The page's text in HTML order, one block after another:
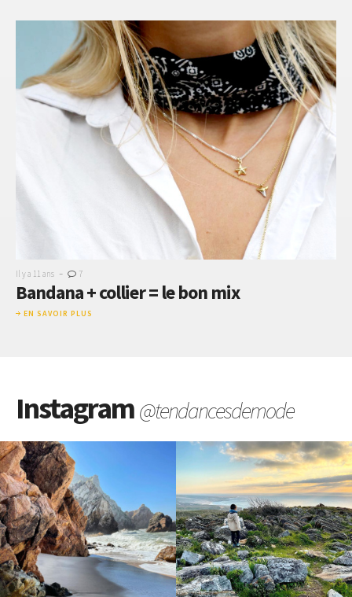
Il y a 11 ans - 7
Bandana + collier = le bon mix
EN SAVOIR PLUS
Instagram@tendancesdemode